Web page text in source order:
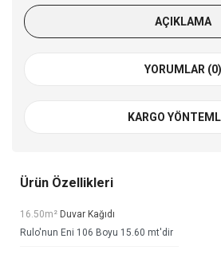
AÇIKLAMA
YORUMLAR (0)
KARGO
Ürün Özellikleri
16.50m² Duvar Kağıdı
Rulo'nun Eni 106 Boyu 15.60 mt'dir